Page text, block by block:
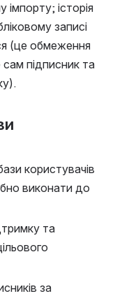
імпорту; історія
записі
(це обмеження
підписник та
користувачів
виконати до
та
за